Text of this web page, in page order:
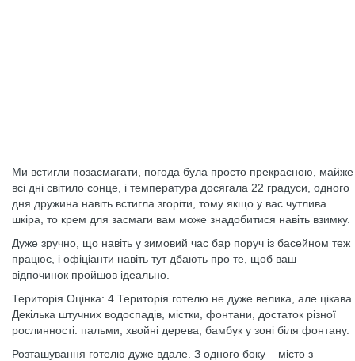
Ми встигли позасмагати, погода була просто прекрасною, майже
всі дні світило сонце, і температура досягала 22 градуси, одного
дня дружина навіть встигла згоріти, тому якщо у вас чутлива
шкіра, то крем для засмаги вам може знадобитися навіть взимку.
Дуже зручно, що навіть у зимовий час бар поруч із басейном теж
працює, і офіціанти навіть тут дбають про те, щоб ваш
відпочинок пройшов ідеально.
Територія Оцінка: 4 Територія готелю не дуже велика, але цікава.
Декілька штучних водоспадів, містки, фонтани, достаток різної
рослинності: пальми, хвойні дерева, бамбук у зоні біля фонтану.
Розташування готелю дуже вдале. З одного боку – місто з